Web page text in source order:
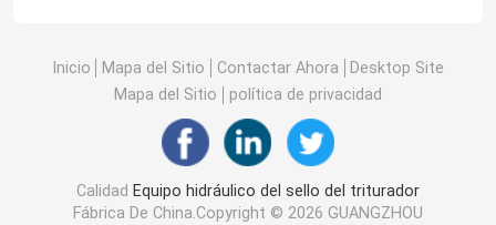
Inicio Mapa del Sitio Contactar Ahora
Desktop Site
Mapa del Sitio
política de privacidad
Calidad Equipo hidráulico del sello del triturador
Fábrica De China.Copyright © 2026 GUANGZHOU